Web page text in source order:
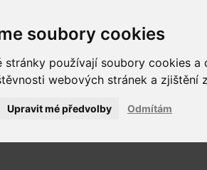
soubory cookies
stránky používají soubory cookies a
webových stránek a zjištění
Odmítám
Upravit mé předvolby